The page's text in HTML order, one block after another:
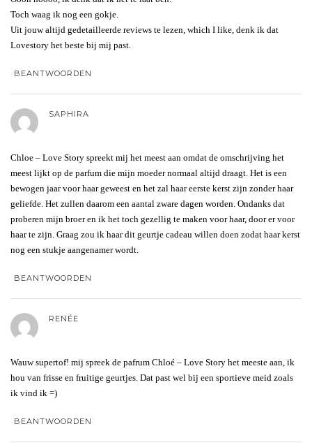
Toch waag ik nog een gokje.
Uit jouw altijd gedetailleerde reviews te lezen, which I like, denk ik dat
Lovestory het beste bij mij past.
BEANTWOORDEN
SAPHIRA
Chloe – Love Story spreekt mij het meest aan omdat de omschrijving het
meest lijkt op de parfum die mijn moeder normaal altijd draagt. Het is een
bewogen jaar voor haar geweest en het zal haar eerste kerst zijn zonder haar
geliefde. Het zullen daarom een aantal zware dagen worden. Ondanks dat
proberen mijn broer en ik het toch gezellig te maken voor haar, door er voor
haar te zijn. Graag zou ik haar dit geurtje cadeau willen doen zodat haar kerst
nog een stukje aangenamer wordt.
BEANTWOORDEN
RENÉE
Wauw supertof! mij spreek de pafrum Chloé – Love Story het meeste aan, ik
hou van frisse en fruitige geurtjes. Dat past wel bij een sportieve meid zoals
ik vind ik =)
BEANTWOORDEN